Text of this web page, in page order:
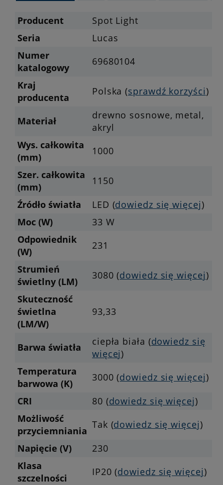
Producent
Spot Light
Seria
Lucas
Numer
katalogowy
69680104
Kraj
producenta
Polska (sprawdź korzyści)
Materiał
drewno sosnowe, metal,
akryl
Wys. całkowita
(mm)
1000
Szer. całkowita
(mm)
1150
Źródło światła
LED (dowiedz się więcej)
Moc (W)
33 W
Odpowiednik
(W)
231
Strumień
świetlny (LM)
3080 (dowiedz się więcej)
Skuteczność
świetlna
(LM/W)
93,33
Barwa światła ciepła biała (dowiedz się
więcej)
Temperatura
barwowa (K)
3000 (dowiedz się więcej)
CRI
80 (dowiedz się więcej)
Możliwość
przyciemniania
Tak (dowiedz się więcej)
Napięcie (V)
230
Klasa
szczelności
IP20 (dowiedz się więcej)